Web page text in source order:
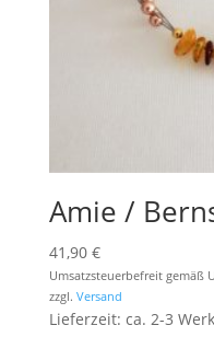
Amie /
41,90 €
Umsatzsteuerbefreit gemäß
zzgl. Versand
Lieferzeit: ca. 2-3